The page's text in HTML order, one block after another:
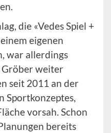
die «Vedes Spiel +
eigenen
war allerdings
weiter
seit 2011 an der
Sportkonzeptes,
vorsah. Schon
bereits